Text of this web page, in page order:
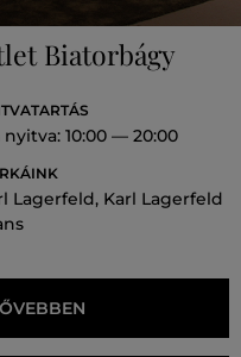
Biatorbágy
nyitva: 10:00 — 20:00
Lagerfeld, Karl Lagerfeld